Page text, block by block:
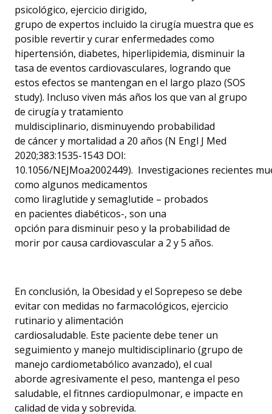
psicológico, ejercicio dirigido,
grupo de expertos incluido la cirugía muestra que es
posible revertir y curar enfermedades como
hipertensión, diabetes, hiperlipidemia, disminuir la
tasa de eventos cardiovasculares, logrando que
estos efectos se mantengan en el largo plazo (SOS
study). Incluso viven más años los que van al grupo
de cirugía y tratamiento
muldisciplinario, disminuyendo probabilidad
de cáncer y mortalidad a 20 años (N Engl J Med
2020;383:1535-1543 DOI:
10.1056/NEJMoa2002449). Investigaciones recientes
como algunos medicamentos
como liraglutide y semaglutide – probados
en pacientes diabéticos-, son una
opción para disminuir peso y la probabilidad de
morir por causa cardiovascular a 2 y 5 años.
En conclusión, la Obesidad y el Soprepeso se debe
evitar con medidas no farmacológicos, ejercicio
rutinario y alimentación
cardiosaludable. Este paciente debe tener un
seguimiento y manejo multidisciplinario (grupo de
manejo cardiometabólico avanzado), el cual
aborde agresivamente el peso, mantenga el peso
saludable, el fitnnes cardiopulmonar, e impacte en
calidad de vida y sobrevida.